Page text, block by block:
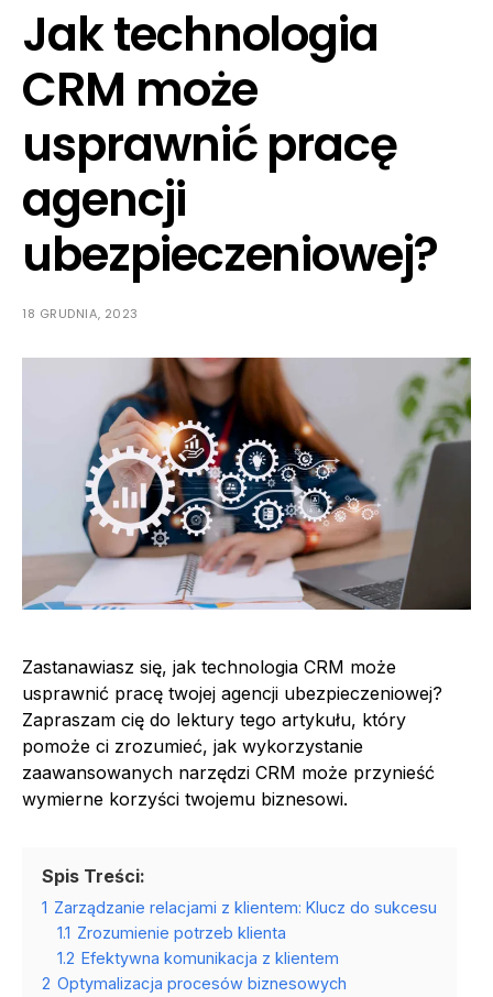
Jak technologia
CRM może
usprawnić pracę
agencji
ubezpieczeniowej?
18 GRUDNIA, 2023
Zastanawiasz się, jak technologia CRM może
usprawnić pracę twojej agencji ubezpieczeniowej?
Zapraszam cię do lektury tego artykułu, który
pomoże ci zrozumieć, jak wykorzystanie
zaawansowanych narzędzi CRM może przynieść
wymierne korzyści twojemu biznesowi.
Spis Treści:
1 Zarządzanie relacjami z klientem: Klucz do sukcesu
1.1 Zrozumienie potrzeb klienta
1.2 Efektywna komunikacja z klientem
2 Optymalizacja procesów biznesowych